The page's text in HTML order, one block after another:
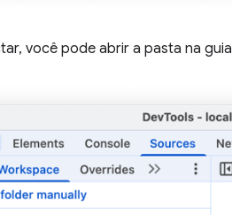
você pode abrir a pasta na guia